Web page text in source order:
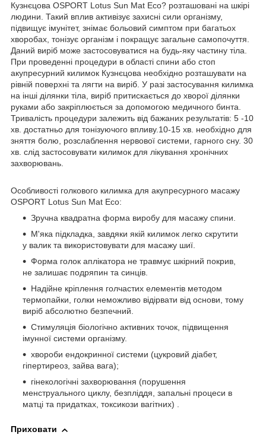
Кузнєцова OSPORT Lotus Sun Mat Eco? розташовані на шкірі
людини. Такий вплив активізує захисні сили організму,
підвищує імунітет, знімає больовий симптом при багатьох
хворобах, тонізує організм і покращує загальне самопочуття.
Даний виріб може застосовуватися на будь-яку частину тіла.
При проведенні процедури в області спини або стоп
акупресурний килимок Кузнєцова необхідно розташувати на
рівній поверхні та лягти на виріб. У разі застосування килимка
на інші ділянки тіла, виріб притискається до хворої ділянки
руками або закріплюється за допомогою медичного бинта.
Тривалість процедури залежить від бажаних результатів: 5 -10
хв. достатньо для тонізуючого впливу.10-15 хв. необхідно для
зняття болю, розслаблення нервової системи, гарного сну. 30
хв. слід застосовувати килимок для лікування хронічних
захворювань.
Особливості голкового килимка для акупресурного масажу
OSPORT Lotus Sun Mat Eco:
Зручна квадратна форма виробу для масажу спини.
М'яка підкладка, завдяки якій килимок легко скрутити
у валик та використовувати для масажу шиї.
Форма голок аплікатора не травмує шкірний покрив,
не залишає подряпин та синців.
Надійне кріплення голчастих елементів методом
термопайки, голки неможливо відірвати від основи, тому
виріб абсолютно безпечний.
Стимуляція біологічно активних точок, підвищення
імунної системи організму.
хвороби ендокринної системи (цукровий діабет,
гіпертиреоз, зайва вага);
гінекологічні захворювання (порушення
менструального циклу, безпліддя, запальні процеси в
матці та придатках, токсикози вагітних) .
Приховати